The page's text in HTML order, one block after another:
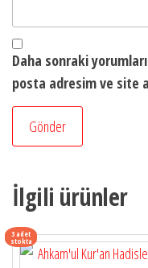
Daha sonraki
posta adresim ve site
İlgili ürünler
3 adet
stokta